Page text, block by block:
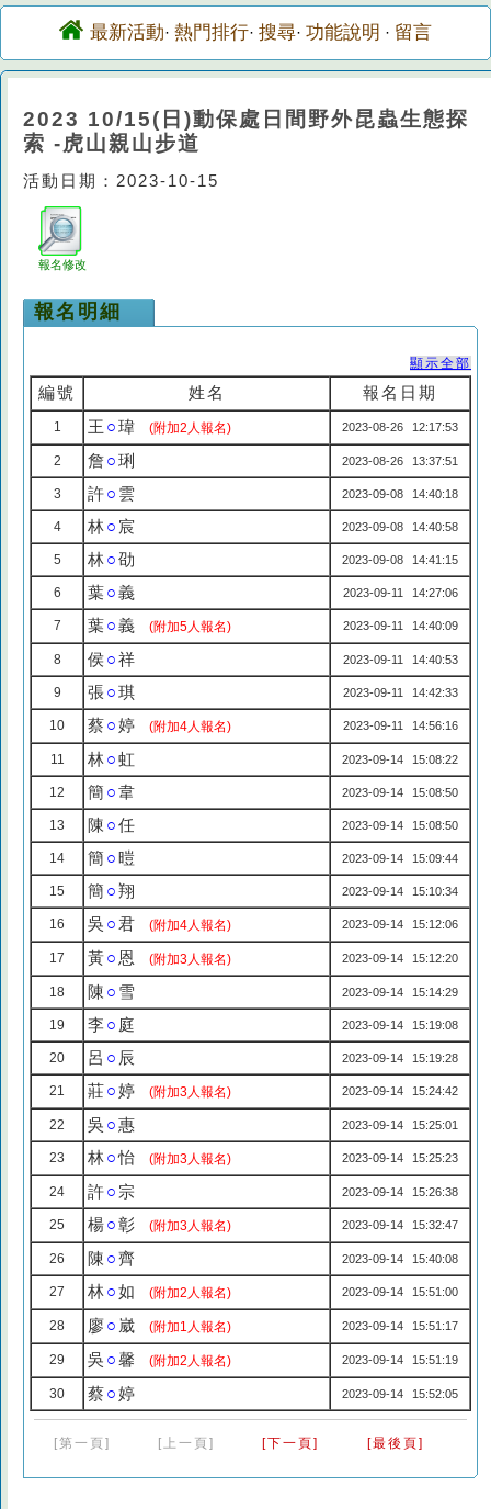
最新活動· 熱門排行· 搜尋· 功能說明 · 留言
2023 10/15(日)動保處日間野外昆蟲生態探
索 -虎山親山步道
活動日期：2023-10-15
報名修改
報名明細
顯示全部
編號 姓名 報名日期
1 王 ○瑋 (附加2人報名) 2023-08-26 12:17:53
2 詹○琍 2023-08-26 13:37:51
3 許○ 雲 2023-09-08 14:40:18
4 林○ 宸 2023-09-08 14:40:58
5 林○劭 2023-09-08 14:41:15
6 葉○義 2023-09-11 14:27:06
7 葉○義 (附加5人報名) 2023-09-11 14:40:09
8 侯○祥 2023-09-11 14:40:53
9 張○琪 2023-09-11 14:42:33
10 蔡○婷 (附加4人報名) 2023-09-11 14:56:16
11 林○虹 2023-09-14 15:08:22
12 簡 ○韋 2023-09-14 15:08:50
13 陳 ○任 2023-09-14 15:08:50
14 簡 ○ 暟 2023-09-14 15:09:44
15 簡 ○翔 2023-09-14 15:10:34
16 吳 ○君 (附加4人報名) 2023-09-14 15:12:06
17 黃○ 恩 (附加3人報名) 2023-09-14 15:12:20
18 陳 ○ 雪 2023-09-14 15:14:29
19 李○ 庭 2023-09-14 15:19:08
20 呂 ○ 辰 2023-09-14 15:19:28
21 莊○婷 (附加3人報名) 2023-09-14 15:24:42
22 吳 ○惠 2023-09-14 15:25:01
23 林○怡 (附加3人報名) 2023-09-14 15:25:23
24 許○ 宗 2023-09-14 15:26:38
25 楊○彰 (附加3人報名) 2023-09-14 15:32:47
26 陳 ○齊 2023-09-14 15:40:08
27 林○如 (附加2人報名) 2023-09-14 15:51:00
28 廖○ 崴 (附加1人報名) 2023-09-14 15:51:17
29 吳 ○ 馨 (附加2人報名) 2023-09-14 15:51:19
30 蔡○婷 2023-09-14 15:52:05
[第一頁] [上一頁] [下一頁] [最後頁]